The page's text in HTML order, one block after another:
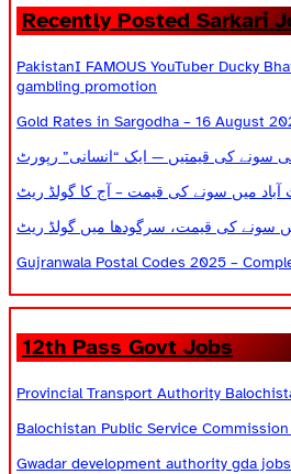
Recently Posted Sarkari
PakistanI FAMOUS YouTuber Ducky
gambling promotion
Gold Rates in Sargodha – 16 August
سونے کی قیمتیں — ایک “انسانی” رپورٹ
آباد میں سونے کی قیمت – آج کا گولڈ ریٹ
سونے کی قیمت، سرگودھا میں گولڈ ریٹ
Gujranwala Postal Codes 2025 –
12th Pass Govt Jobs
Provincial Transport Authority
Balochistan Public Service
Gwadar development authority gda